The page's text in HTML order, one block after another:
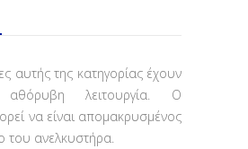
αυτής της κατηγορίας έχουν
λειτουργία. Ο
να είναι απομακρυσμένος
του ανελκυστήρα.